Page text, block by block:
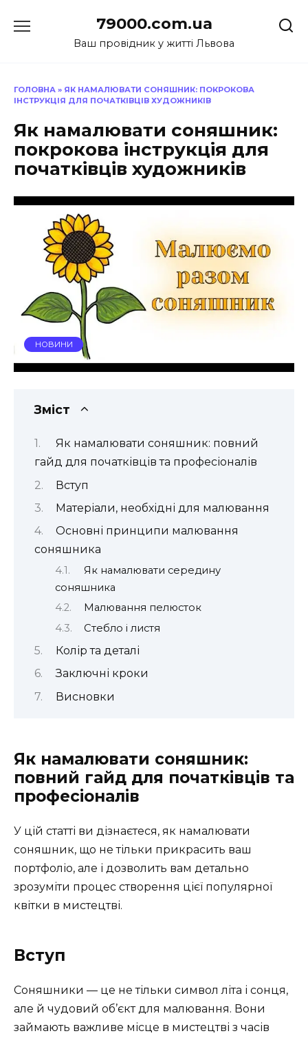
до
79000.com.ua
Ваш провідник у житті Львова
ГОЛОВНА » ЯК НАМАЛЮВАТИ СОНЯШНИК: ПОКРОКОВА
ІНСТРУКЦІЯ ДЛЯ ПОЧАТКІВЦІВ ХУДОЖНИКІВ
Як намалювати соняшник:
покрокова інструкція для
початківців художників
НОВИНИ
Зміст
Як намалювати соняшник: повний
гайд для початківців та професіоналів
Вступ
Матеріали, необхідні для малювання
Основні принципи малювання
соняшника
Як намалювати середину
соняшника
Малювання пелюсток
Стебло і листя
Колір та деталі
Заключні кроки
Висновки
Як намалювати соняшник:
повний гайд для початківців та
професіоналів
У цій статті ви дізнаєтеся, як намалювати
соняшник, що не тільки прикрасить ваш
портфоліо, але і дозволить вам детально
зрозуміти процес створення цієї популярної
квітки в мистецтві.
Вступ
Соняшники — це не тільки символ літа і сонця,
але й чудовий об’єкт для малювання. Вони
займають важливе місце в мистецтві з часів